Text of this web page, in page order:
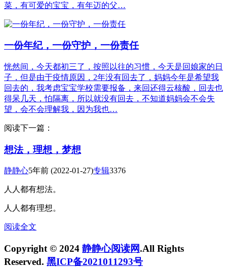
菜，有可爱的宝宝，有年迈的父…
一份年纪，一份守护，一份责任
恍然间，今天都初三了，按照以往的习惯，今天是回娘家的日
子，但是由于疫情原因，2年没有回去了，妈妈今年是希望我
回去的，我考虑宝宝学校需要报备，来回还得云核酸，回去也
得呆几天，怕隔离，所以就没有回去，不知道妈妈会不会失
望，会不会理解我，因为我也…
阅读下一篇：
想法，理想，梦想
静静心5年前 (2022-01-27)专辑3376
人人都有想法。
人人都有理想。
阅读全文
Copyright © 2024 静静心阅读网.All Rights
Reserved. 黑ICP备2021011293号